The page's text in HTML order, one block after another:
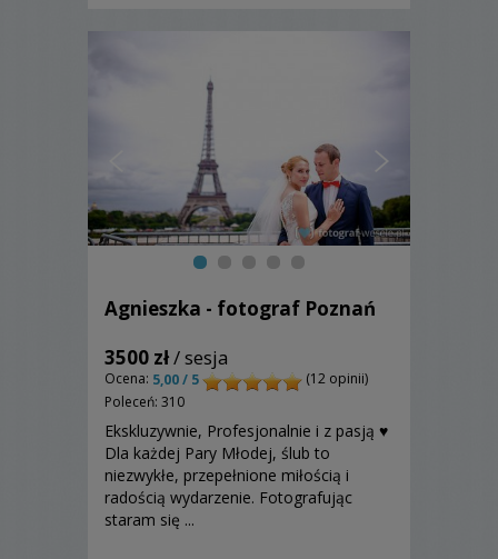
Agnieszka - fotograf Poznań
3500 zł/ sesja
Ocena: 5,00 / 5
(12 opinii)
Poleceń: 310
Ekskluzywnie, Profesjonalnie i z pasją ♥
Dla każdej Pary Młodej, ślub to
niezwykłe, przepełnione miłością i
radością wydarzenie. Fotografując
staram się ...